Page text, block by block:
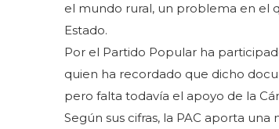
el mundo rural, un problema en el
Estado.
Por el Partido Popular ha
quien ha recordado que dicho
pero falta todavía el apoyo de la
Según sus cifras, la PAC aporta